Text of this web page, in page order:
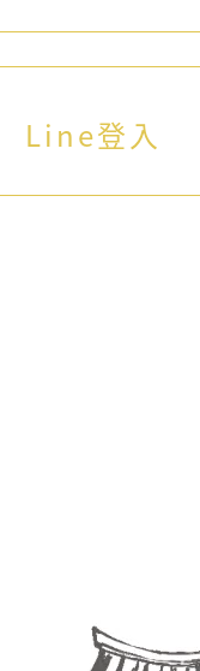
Line登入